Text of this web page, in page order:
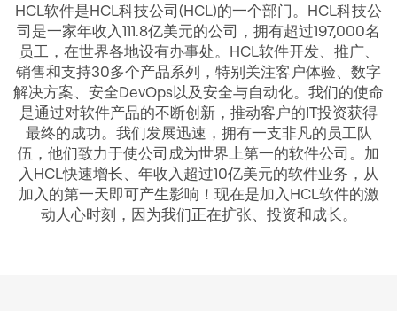
HCL软件是HCL科技公司(HCL)的一个部门。HCL科技公
司是一家年收入111.8亿美元的公司，拥有超过197,000名
员工，在世界各地设有办事处。HCL软件开发、推广、
销售和支持30多个产品系列，特别关注客户体验、数字
解决方案、安全DevOps以及安全与自动化。我们的使命
是通过对软件产品的不断创新，推动客户的IT投资获得
最终的成功。我们发展迅速，拥有一支非凡的员工队
伍，他们致力于使公司成为世界上第一的软件公司。加
入HCL快速增长、年收入超过10亿美元的软件业务，从
加入的第一天即可产生影响！现在是加入HCL软件的激
动人心时刻，因为我们正在扩张、投资和成长。